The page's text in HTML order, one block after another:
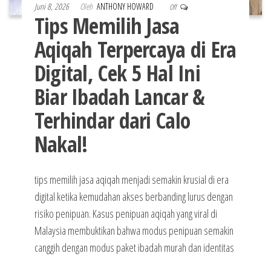
Juni 8, 2026 Oleh ANTHONY HOWARD Off
Tips Memilih Jasa
Aqiqah Terpercaya di Era
Digital, Cek 5 Hal Ini
Biar Ibadah Lancar &
Terhindar dari Calo
Nakal!
tips memilih jasa aqiqah menjadi semakin krusial di era
digital ketika kemudahan akses berbanding lurus dengan
risiko penipuan. Kasus penipuan aqiqah yang viral di
Malaysia membuktikan bahwa modus penipuan semakin
canggih dengan modus paket ibadah murah dan identitas